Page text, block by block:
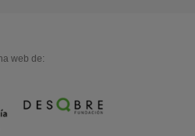
web de: